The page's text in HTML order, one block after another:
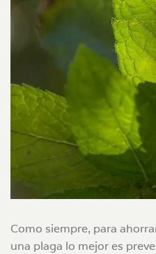
Como siempre, para
una plaga lo mejor es